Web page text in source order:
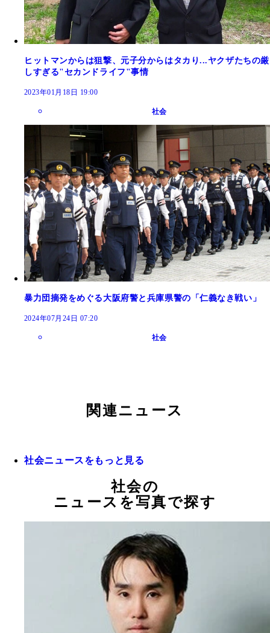
ヒットマンからは狙撃、元子分からはタカり...ヤクザたちの厳
しすぎる"セカンドライフ"事情
2023年01月18日 19:00
社会
暴力団摘発をめぐる大阪府警と兵庫県警の「仁義なき戦い」
2024年07月24日 07:20
社会
関連ニュース
社会ニュースをもっと見る
社会の
ニュースを写真で探す